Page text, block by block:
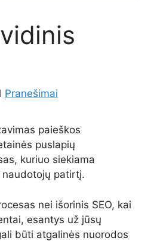
Pranešimai
paieškos
puslapių
kuriuo siekiama
patirtį.
nei išorinis SEO, kai
esantys už jūsų
būti atgalinės nuorodos